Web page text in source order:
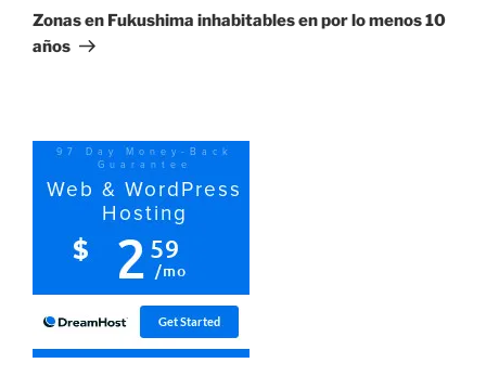
entrada
Zonas en Fukushima inhabitables en por lo menos 10
años